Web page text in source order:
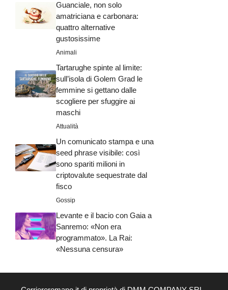
Guanciale, non solo
amatriciana e carbonara:
quattro alternative
gustosissime
Animali
Tartarughe spinte al limite:
sull’isola di Golem Grad le
femmine si gettano dalle
scogliere per sfuggire ai
maschi
Attualità
Un comunicato stampa e una
seed phrase visibile: così
sono spariti milioni in
criptovalute sequestrate dal
fisco
Gossip
Levante e il bacio con Gaia a
Sanremo: «Non era
programmato». La Rai:
«Nessuna censura»